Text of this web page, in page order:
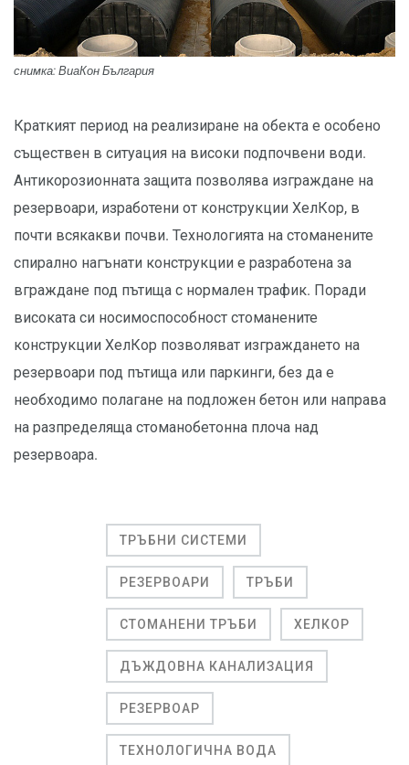
снимка: ВиаКон България
Краткият период на реализиране на обекта е особено
съществен в ситуация на високи подпочвени води.
Антикорозионната защита позволява изграждане на
резервоари, изработени от конструкции ХелКор, в
почти всякакви почви. Технологията на стоманените
спирално нагънати конструкции е разработена за
вграждане под пътища с нормален трафик. Поради
високата си носимоспособност стоманените
конструкции ХелКор позволяват изграждането на
резервоари под пътища или паркинги, без да е
необходимо полагане на подложен бетон или направа
на разпределяща стоманобетонна плоча над
резервоара.
ТРЪБНИ СИСТЕМИ
РЕЗЕРВОАРИ ТРЪБИ
СТОМАНЕНИ ТРЪБИ ХЕЛКОР
ДЪЖДОВНА КАНАЛИЗАЦИЯ
РЕЗЕРВОАР
ТЕХНОЛОГИЧНА ВОДА